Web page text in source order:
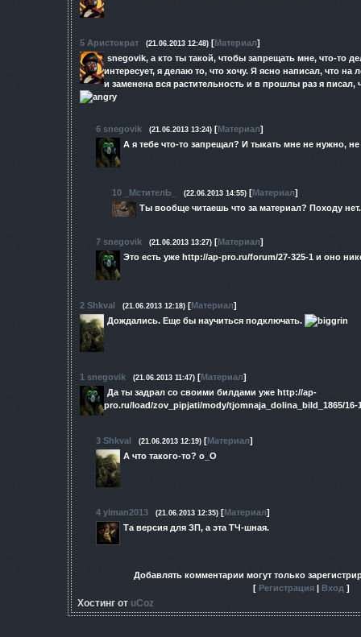
5 Аристократ (21.06.2013 12:48) [Материал]
snegovik, а кто ты такой, чтобы запрещать мне, что-то
интересует, я делаю то, что хочу. Я ясно написал, что
и заменена вся растительность и в прошлы раз я
6 snegovik (21.06.2013 13:24) [Материал]
А я тебе что-то запрещал? И тыкать мне не нужно,
10 _МстителЬ_ (22.06.2013 14:55) [Материал]
Ты вообще читаешь что за материал? Походу
7 snegovik (21.06.2013 13:27) [Материал]
Это есть уже http://ap-pro.ru/forum/27-325-1 и оно
2 Shkval (21.06.2013 12:18) [Материал]
Дождались. Еще бы научиться подключать.
1 snegovik (21.06.2013 11:47) [Материал]
Да ты задрал со своими билдами уже http://ap-
pro.ru/load/zov_pipjati/mody/tjomnaja_dolina_bild_1865/16-
3 Shkval (21.06.2013 12:19) [Материал]
А что такого-то? о_О
4 ylman2013 (21.06.2013 12:35) [Материал]
Та версия для ЗП, а эта ТЧ-шная.
Добавлять комментарии могут только
[ Регистрация | Вход ]
Хостинг от uCoz